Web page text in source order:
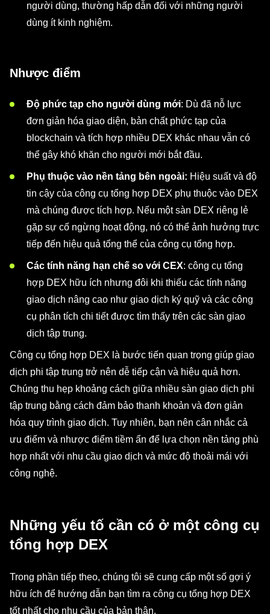
người dùng, thường hấp dẫn đối với những người
dùng ít kinh nghiệm.
Nhược điểm
Độ phức tạp cho người dùng mới: Dù đã nỗ lực
đơn giản hóa giao diện, bản chất phức tạp của
blockchain và tích hợp nhiều DEX khác nhau vẫn có
thể gây khó khăn cho người mới bắt đầu.
Phụ thuộc vào nền tảng bên ngoài: Hiệu suất và độ
tin cậy của công cụ tổng hợp DEX phụ thuộc vào DEX
mà chúng được tích hợp. Nếu một sàn DEX riêng lẻ
gặp sự cố ngừng hoạt động, nó có thể ảnh hưởng trực
tiếp đến hiệu quả tổng thể của công cụ tổng hợp.
Các tính năng hạn chế so với CEX: công cụ tổng
hợp DEX hữu ích nhưng đôi khi thiếu các tính năng
giao dịch nâng cao như giao dịch ký quỹ và các công
cụ phân tích chi tiết được tìm thấy trên các sàn giao
dịch tập trung.
Công cụ tổng hợp DEX là bước tiến quan trọng giúp giao
dịch phi tập trung trở nên dễ tiếp cận và hiệu quả hơn.
Chúng thu hẹp khoảng cách giữa nhiều sàn giao dịch phi
tập trung bằng cách đảm bảo thanh khoản và đơn giản
hóa quy trình giao dịch. Tuy nhiên, bạn nên cân nhắc cả
ưu điểm và nhược điểm tiềm ẩn để lựa chọn nền tảng phù
hợp nhất với nhu cầu giao dịch và mức độ thoải mái với
công nghệ.
Những yếu tố cần có ở một công cụ
tổng hợp DEX
Trong phần tiếp theo, chúng tôi sẽ cung cấp một số gợi ý
hữu ích để hướng dẫn bạn tìm ra công cụ tổng hợp DEX
tốt nhất cho nhu cầu của bản thân.